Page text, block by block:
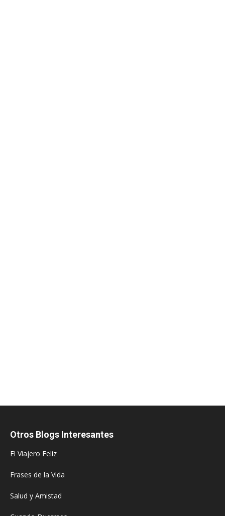
Otros Blogs Interesantes
El Viajero Feliz
Frases de la Vida
Salud y Amistad